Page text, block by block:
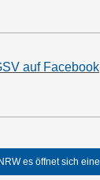
auf Facebook
es öffnet sich